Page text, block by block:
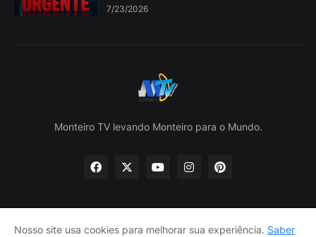
7/23/2026
Monteiro TV levando Monteiro para o Mundo.
Nosso site usa cookies para melhorar sua experiência. Saber